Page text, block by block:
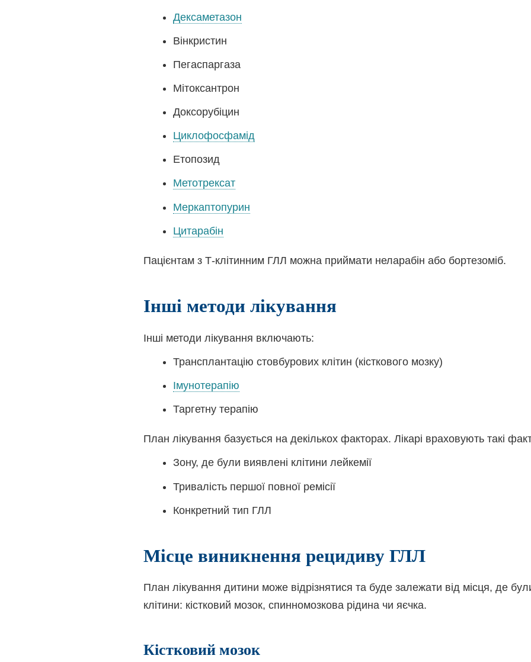
Дексаметазон
Вінкристин
Пегаспаргаза
Мітоксантрон
Доксорубіцин
Циклофосфамід
Етопозид
Метотрексат
Меркаптопурин
Цитарабін
Пацієнтам з Т-клітинним ГЛЛ можна приймати неларабін або бортезоміб.
Інші методи лікування
Інші методи лікування включають:
Трансплантацію стовбурових клітин (кісткового мозку)
Імунотерапію
Таргетну терапію
План лікування базується на декількох факторах. Лікарі враховують такі
Зону, де були виявлені клітини лейкемії
Тривалість першої повної ремісії
Конкретний тип ГЛЛ
Місце виникнення рецидиву ГЛЛ
План лікування дитини може відрізнятися та буде залежати від місця, де
клітини: кістковий мозок, спинномозкова рідина чи яєчка.
Кістковий мозок